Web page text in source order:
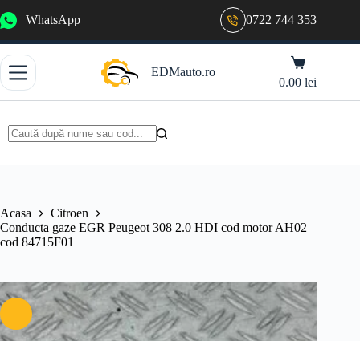
la
WhatsApp 0722 744 353
EDMauto.ro
Coș
de
cumpărături
0.00lei
Acasa
Citroen
Conducta gaze EGR Peugeot 308 2.0 HDI cod motor AH02
cod 84715F01